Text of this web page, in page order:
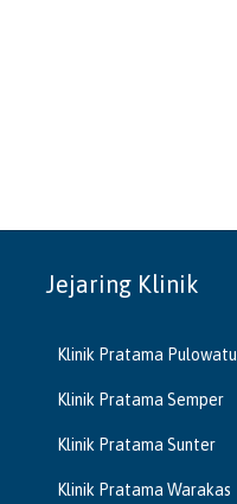
Jejaring Klinik
Klinik Pratama Pulowatu
Klinik Pratama Semper
Klinik Pratama Sunter
Klinik Pratama Warakas